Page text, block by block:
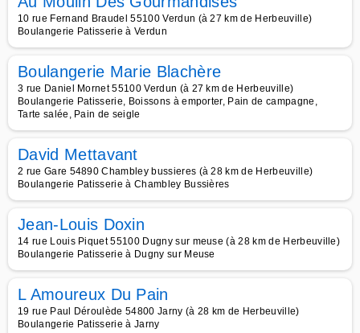
10 rue Fernand Braudel 55100 Verdun (à 27 km de Herbeuville)
Boulangerie Patisserie à Verdun
Boulangerie Marie Blachère
3 rue Daniel Mornet 55100 Verdun (à 27 km de Herbeuville)
Boulangerie Patisserie, Boissons à emporter, Pain de campagne,
Tarte salée, Pain de seigle
David Mettavant
2 rue Gare 54890 Chambley bussieres (à 28 km de Herbeuville)
Boulangerie Patisserie à Chambley Bussières
Jean-Louis Doxin
14 rue Louis Piquet 55100 Dugny sur meuse (à 28 km de Herbeuville)
Boulangerie Patisserie à Dugny sur Meuse
L Amoureux Du Pain
19 rue Paul Déroulède 54800 Jarny (à 28 km de Herbeuville)
Boulangerie Patisserie à Jarny